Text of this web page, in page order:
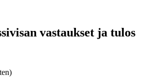
vastaukset ja tulos